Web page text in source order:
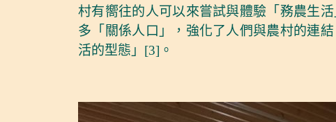
村有嚮往的人可以來嘗試與體驗「務農生
多「關係人口」，強化了人們與農村的連
活的型態」[3]。